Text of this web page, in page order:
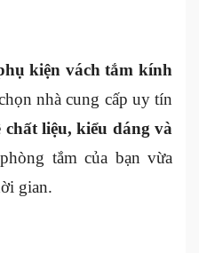
kiện vách tắm kính
nhà cung cấp uy tín
chất liệu, kiểu dáng và
tắm của bạn vừa
gian.